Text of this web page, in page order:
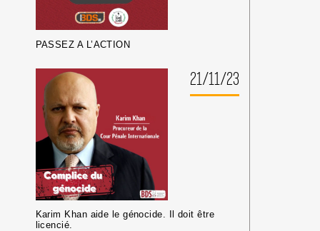
PASSEZ A L’ACTION
21/11/23
Karim Khan aide le génocide. Il doit être
licencié.